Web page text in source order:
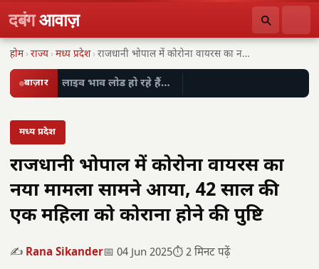
दबंगआवाज़
होम ›राज्य ›मध्य प्रदेश › राजधानी भोपाल में कोरोना वायरस का नया मामला…
बाज़ार लाइव भाव लोड हो रहे हैं…
मध्य प्रदेश
राजधानी भोपाल में कोरोना वायरस का
नया मामला सामने आया, 42 साल की
एक महिला को कोराना होने की पुष्टि
✍️ Rana Sikander📅 04 Jun 2025⏱️ 2 मिनट पढ़ें